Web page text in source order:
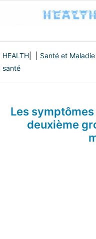
HEALTH Santé et Maladie
santé
Les
deuxième